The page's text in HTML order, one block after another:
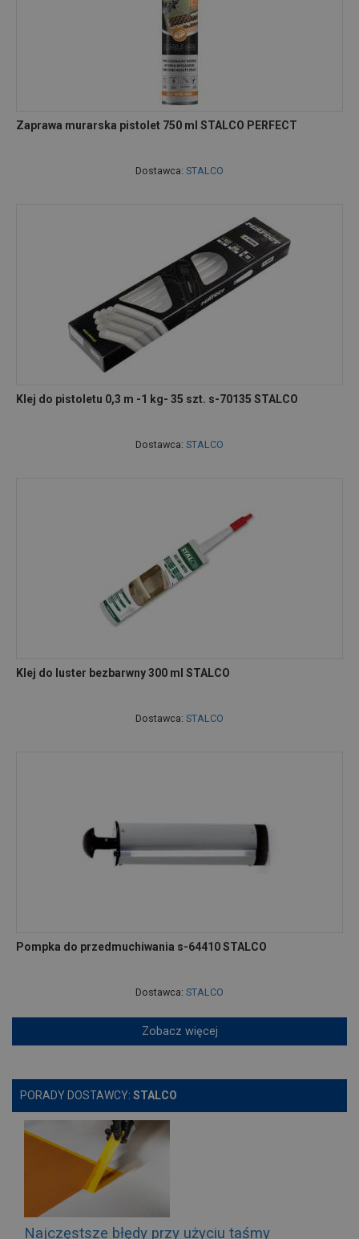
Zaprawa murarska pistolet 750 ml STALCO PERFECT
Dostawca: STALCO
Klej do pistoletu 0,3 m -1 kg- 35 szt. s-70135 STALCO
Dostawca: STALCO
Klej do luster bezbarwny 300 ml STALCO
Dostawca: STALCO
Pompka do przedmuchiwania s-64410 STALCO
Dostawca: STALCO
Zobacz więcej
PORADY DOSTAWCY: STALCO
Najczęstsze błędy przy użyciu taśmy